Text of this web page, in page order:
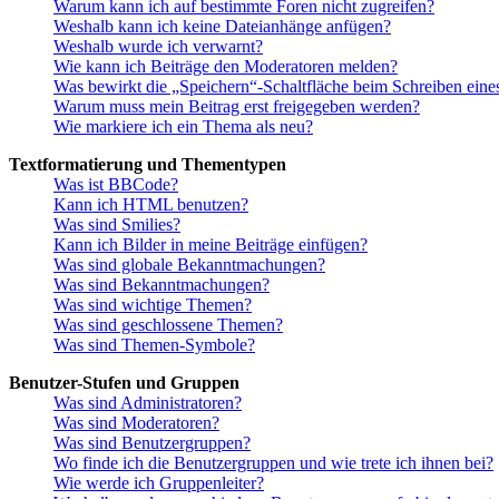
Warum kann ich auf bestimmte Foren nicht zugreifen?
Weshalb kann ich keine Dateianhänge anfügen?
Weshalb wurde ich verwarnt?
Wie kann ich Beiträge den Moderatoren melden?
Was bewirkt die „Speichern“-Schaltfläche beim Schreiben
Warum muss mein Beitrag erst freigegeben werden?
Wie markiere ich ein Thema als neu?
Textformatierung und Thementypen
Was ist BBCode?
Kann ich HTML benutzen?
Was sind Smilies?
Kann ich Bilder in meine Beiträge einfügen?
Was sind globale Bekanntmachungen?
Was sind Bekanntmachungen?
Was sind wichtige Themen?
Was sind geschlossene Themen?
Was sind Themen-Symbole?
Benutzer-Stufen und Gruppen
Was sind Administratoren?
Was sind Moderatoren?
Was sind Benutzergruppen?
Wo finde ich die Benutzergruppen und wie trete ich ihnen bei?
Wie werde ich Gruppenleiter?